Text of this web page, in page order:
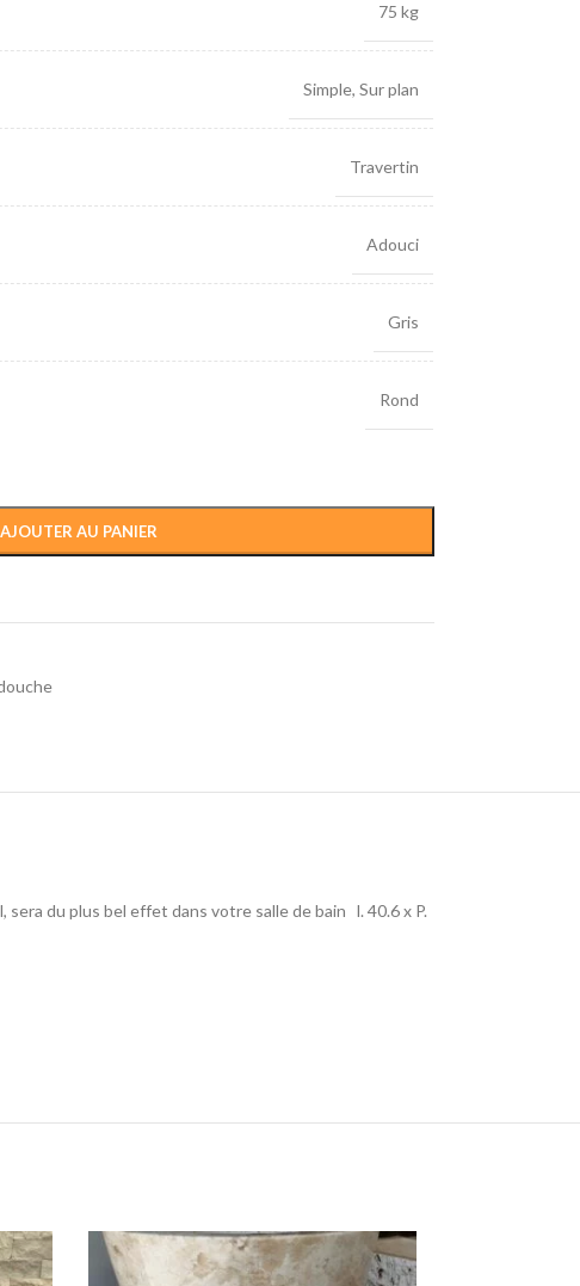
75 kg
Simple, Sur plan
Travertin
Adouci
Gris
Rond
AJOUTER AU PANIER
du plus bel effet dans votre salle de bain l. 40.6 x P.